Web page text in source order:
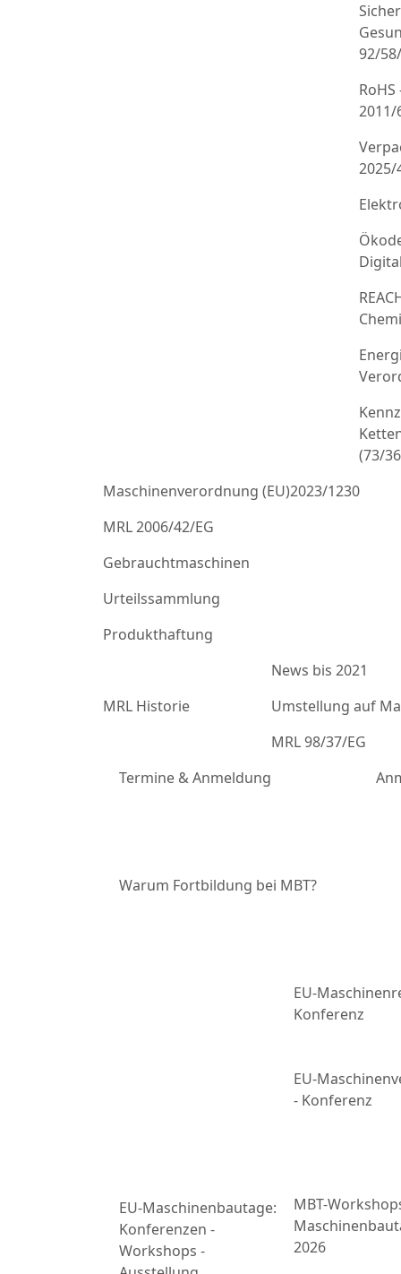
92/
2011/
2025/
(73/
Maschinenverordnung (EU)2023/1230
MRL 2006/42/EG
Gebrauchtmaschinen
Urteilssammlung
Produkthaftung
MRL Historie
News bis 2021
Umstellung auf
MRL 98/37/EG
Termine & Anmeldung
Warum Fortbildung bei MBT?
EU-Maschinenbautage:
Konferenzen -
Workshops -
EU-
Konferenz
EU-
- Konferenz
MBT-
2026